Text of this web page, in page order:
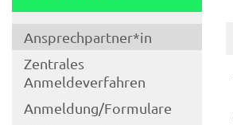
Ansprechpartner*in
Zentrales
Anmeldeverfahren
Anmeldung/Formulare